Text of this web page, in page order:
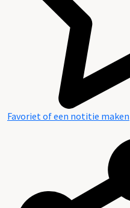
Favoriet of een notitie maken